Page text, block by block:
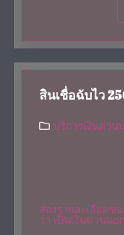
สินเชื่อฉับไว
บริการเงินด่วน
ส่องรายละเอียดข
ว่า เป็นเงินด่วนนอ